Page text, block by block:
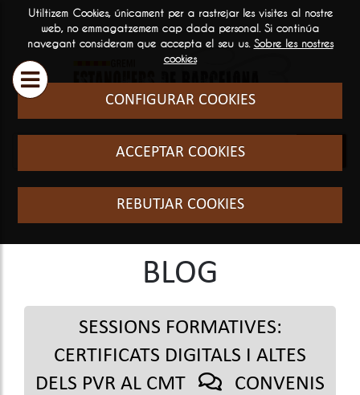
Utiltizem Cookies, únicament per a rastrejar les visites al nostre
web, no emmagatzemem cap dada personal. Si continúa
navegant consideram que accepta el seu us. Sobre les nostres
cookies
CONFIGURAR COOKIES
ACCEPTAR COOKIES
REBUTJAR COOKIES
ESTANQUERS

Historia i filosofia
Qui som
SERVEIS
GENERAL
El sector
BLOG
SESSIONS FORMATIVES:
CERTIFICATS DIGITALS I ALTES
DELS PVR AL CMT
CONVENIS